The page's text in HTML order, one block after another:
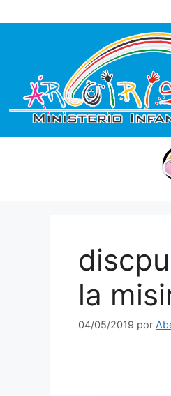
la
04/05/2019 por